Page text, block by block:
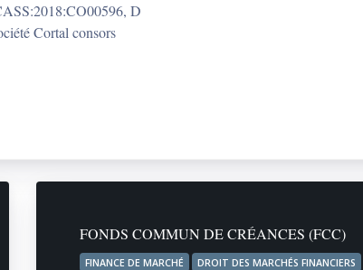
D
Cortal consors
FONDS COMMUN DE CRÉANCES (FCC)
FINANCE DE MARCHÉ DROIT DES MARCHÉS FINANCIERS